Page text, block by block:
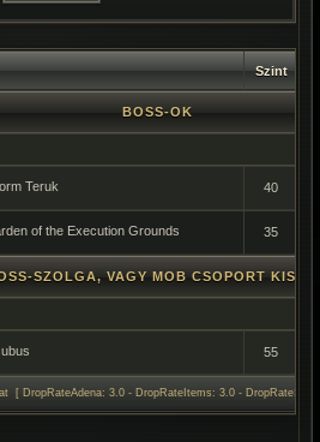
Szint
BOSS-OK
Teruk 40
of the Execution Grounds 35
SZOLGA, VAGY MOB CSOPORT
55
[ DropRateAdena: 3.0 - DropRateItems: 3.0 -